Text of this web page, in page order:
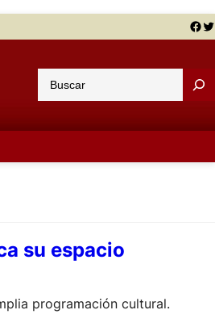
Facebook Twitter
u
a
su espacio
programación cultural.